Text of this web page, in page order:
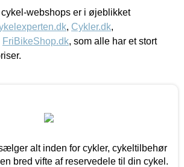
webshops er i øjeblikket
, Cykler.dk,
FriBikeShop.dk, som alle har et stort
alt inden for cykler, cykeltilbehør
bred vifte af reservedele til din cykel.